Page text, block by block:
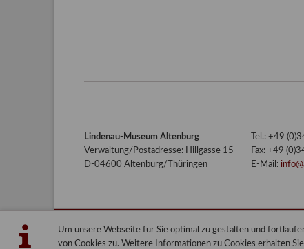
Um unsere Webseite für Sie optimal zu gestalten und
von Cookies zu. Weitere Informationen zu Cookies erhalten
Lindenau-Museum Altenburg
Verwaltung/Postadresse: Hillgasse 15
D-04600 Altenburg/Thüringen
Tel.: +49
Fax: +49
E-Mail:
Lindenau-Museum Altenburg Blog